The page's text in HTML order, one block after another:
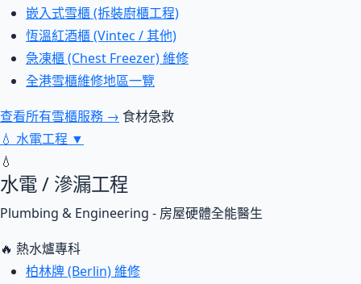
嵌入式雪櫃 (拆裝廚櫃工程)
恆溫紅酒櫃 (Vintec / 其他)
急凍櫃 (Chest Freezer) 維修
全港雪櫃維修地區一覽
查看所有雪櫃服務 → 食材急救
💧 水電工程 ▼
💧
水電 / 滲漏工程
Plumbing & Engineering - 房屋硬體全能醫生
🔥 熱水爐專科
柏林牌 (Berlin) 維修